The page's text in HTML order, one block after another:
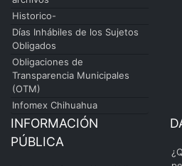
Historico-
Días Inhábiles de los Sujetos
Obligados
Obligaciones de
Transparencia Municipales
(OTM)
Infomex Chihuahua
INFORMACIÓN
PÚBLICA